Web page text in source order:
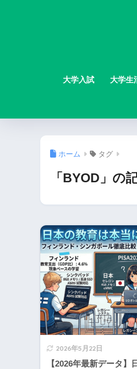
大学入試 大学生
ホーム タグ
「BYOD」の
2026年5月22日
【2026年最新データ